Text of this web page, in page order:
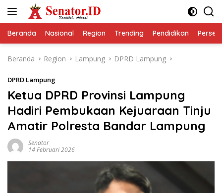
Beranda Nasional Region Trending Pendidikan
Beranda Region Lampung DPRD Lampung
DPRD Lampung
Ketua DPRD Provinsi Lampung
Hadiri Pembukaan Kejuaraan Tinju
Amatir Polresta Bandar Lampung
Senator
14 Februari 2026